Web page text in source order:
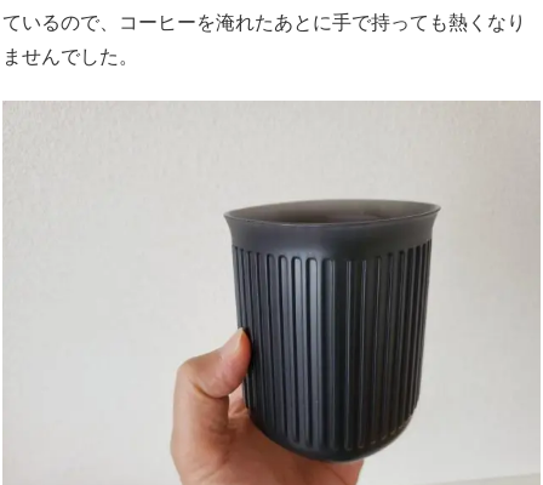
ているので、コーヒーを淹れたあとに手で持っても熱くなり
ませんでした。